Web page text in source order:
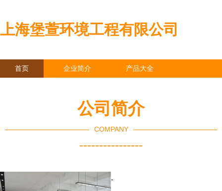
上海堡萱环境工程有限公司
首页 企业简介 产品大全
公司简介
COMPANY
----------------
-